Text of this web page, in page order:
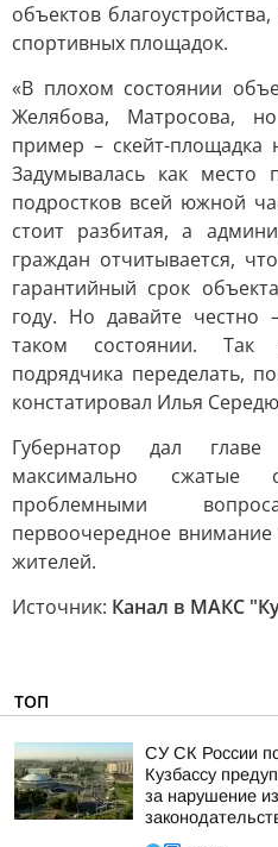
объектов
спортивных площадок.
«В плохом состоянии
Желябова, Матросова,
пример – скейт-площадка
Задумывалась как место
подростков всей южной
стоит разбитая, а
граждан отчитывается,
гарантийный срок
году. Но давайте
таком состоянии. Так
подрядчика переделать,
констатировал Илья
Губернатор дал
максимально сжатые
проблемными
первоочередное
жителей.
Источник: Канал в МАКС
ТОП
СУ СК России
Кузбассу
за нарушение